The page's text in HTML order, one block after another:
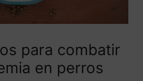
para combatir
en perros